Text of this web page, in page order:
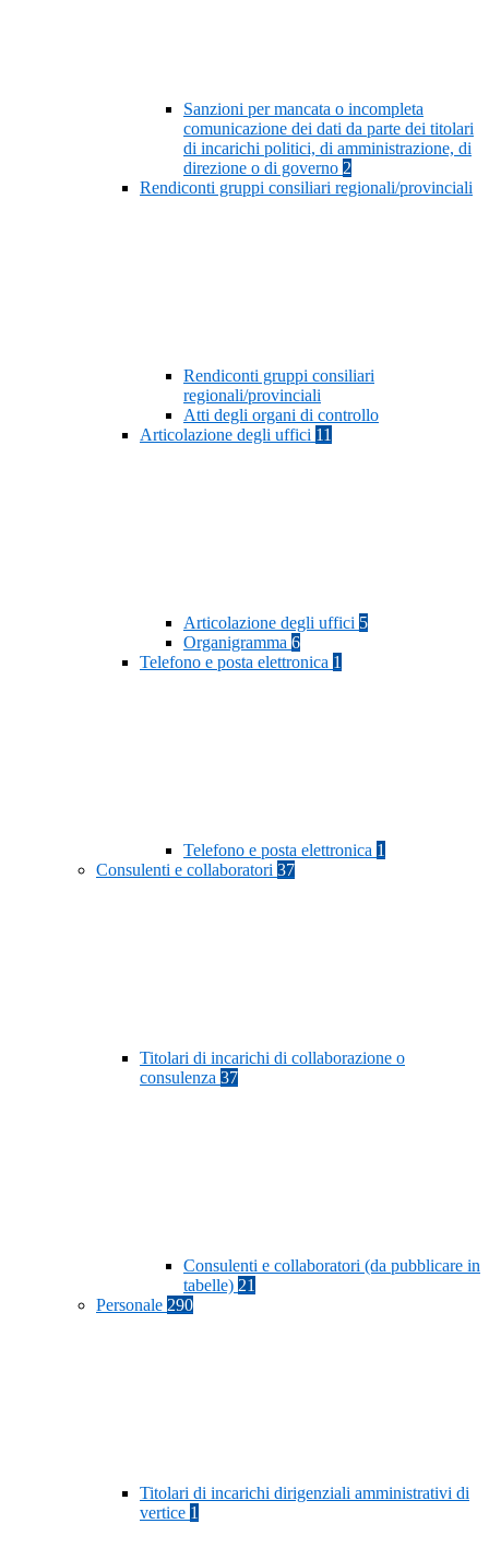
Sanzioni per mancata o incompleta
comunicazione dei dati da parte dei titolari
di incarichi politici, di amministrazione, di
direzione o di governo 2
Rendiconti gruppi consiliari regionali/provinciali
Rendiconti gruppi consiliari
regionali/provinciali
Atti degli organi di controllo
Articolazione degli uffici 11
Articolazione degli uffici 5
Organigramma 6
Telefono e posta elettronica 1
Telefono e posta elettronica 1
Consulenti e collaboratori 37
Titolari di incarichi di collaborazione o
consulenza 37
Consulenti e collaboratori (da pubblicare in
tabelle) 21
Personale 290
Titolari di incarichi dirigenziali amministrativi di
vertice 1